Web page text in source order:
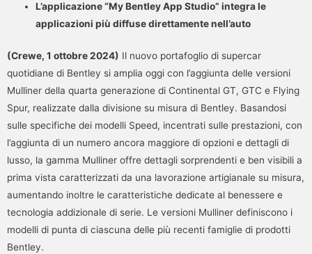
L’applicazione “My Bentley App Studio” integra le
applicazioni più diffuse direttamente nell’auto
(Crewe, 1 ottobre 2024) Il nuovo portafoglio di supercar
quotidiane di Bentley si amplia oggi con l’aggiunta delle versioni
Mulliner della quarta generazione di Continental GT, GTC e Flying
Spur, realizzate dalla divisione su misura di Bentley. Basandosi
sulle specifiche dei modelli Speed, incentrati sulle prestazioni, con
l’aggiunta di un numero ancora maggiore di opzioni e dettagli di
lusso, la gamma Mulliner offre dettagli sorprendenti e ben visibili a
prima vista caratterizzati da una lavorazione artigianale su misura,
aumentando inoltre le caratteristiche dedicate al benessere e
tecnologia addizionale di serie. Le versioni Mulliner definiscono i
modelli di punta di ciascuna delle più recenti famiglie di prodotti
Bentley.